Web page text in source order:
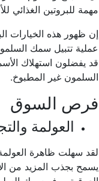
مهمة للبروتين الغذائي
إن ظهور هذه الخيارات
عملية تتبيل سمك
قد يفضلون استهلاك
السلمون غير المطبوخ.
فرص السوق
العولمة
لقد سهلت ظاهرة
يسمح بجذب المزيد من